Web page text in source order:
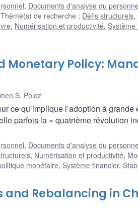
, Documents d'analyse du
Thème(s) de recherche : Défis structurels,
, Numérisation et productivité, Système
Monetary Policy:
S. Poloz
ce qu’implique l’adoption à
parfois la « quatrième révolution
, Documents d'analyse du
, Numérisation et productivité,
monétaire, Système financier,
Rebalancing in